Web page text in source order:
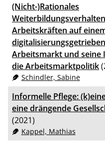
(Nicht-)Rationales
Arbeitskräften auf
Arbeitsmarkt und
die Arbeitsmarktpolitik
Schindler, Sabine
Informelle Pflege:
eine drängende
(2021)
Kappel, Mathias